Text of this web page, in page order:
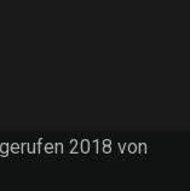
2018 von